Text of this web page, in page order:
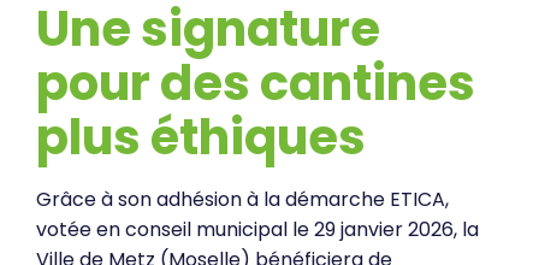
Une signature
pour des cantines
plus éthiques
Grâce à son adhésion à la démarche ETICA,
votée en conseil municipal le 29 janvier 2026, la
Ville de Metz (Moselle) bénéficiera de